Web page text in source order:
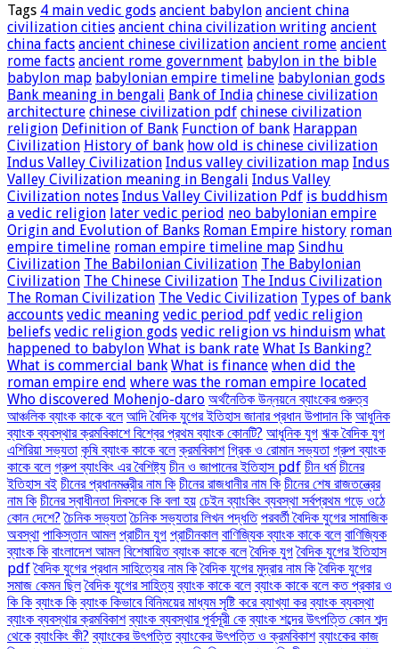
Tags 4 main vedic gods ancient babylon ancient china
civilization cities ancient china civilization writing ancient
china facts ancient chinese civilization ancient rome ancient
rome facts ancient rome government babylon in the bible
babylon map babylonian empire timeline babylonian gods
Bank meaning in bengali Bank of India chinese civilization
architecture chinese civilization pdf chinese civilization
religion Definition of Bank Function of bank Harappan
Civilization History of bank how old is chinese civilization
Indus Valley Civilization Indus valley civilization map Indus
Valley Civilization meaning in Bengali Indus Valley
Civilization notes Indus Valley Civilization Pdf is buddhism
a vedic religion later vedic period neo babylonian empire
Origin and Evolution of Banks Roman Empire history roman
empire timeline roman empire timeline map Sindhu
Civilization The Babilonian Civilization The Babylonian
Civilization The Chinese Civilization The Indus Civilization
The Roman Civilization The Vedic Civilization Types of bank
accounts vedic meaning vedic period pdf vedic religion
beliefs vedic religion gods vedic religion vs hinduism what
happened to babylon What is bank rate What Is Banking?
What is commercial bank What is finance when did the
roman empire end where was the roman empire located
Who discovered Mohenjo-daro অর্থনৈতিক উন্নয়নে ব্যাংকের গুরুত্ব
আঞ্চলিক ব্যাংক কাকে বলে আদি বৈদিক যুগের ইতিহাস জানার প্রধান উপাদান কি আধুনিক
ব্যাংক ব্যবস্থার ক্রমবিকাশে বিশ্বের প্রথম ব্যাংক কোনটি? আধুনিক যুগ ঋক বৈদিক যুগ
এশিরিয়া সভ্যতা কৃষি ব্যাংক কাকে বলে ক্রমবিকাশ গ্রিক ও রোমান সভ্যতা গ্রুপ ব্যাংক
কাকে বলে গ্রুপ ব্যাংকিং এর বৈশিষ্ট্য চীন ও জাপানের ইতিহাস pdf চীন ধর্ম চীনের
ইতিহাস বই চীনের প্রধানমন্ত্রীর নাম কি চীনের রাজধানীর নাম কি চীনের শেষ রাজতন্ত্রের
নাম কি চীনের স্বাধীনতা দিবসকে কি বলা হয় চেইন ব্যাংকিং ব্যবস্থা সর্বপ্রথম গড়ে ওঠে
কোন দেশে? চৈনিক সভ্যতা চৈনিক সভ্যতার লিখন পদ্ধতি পরবর্তী বৈদিক যুগের সামাজিক
অবস্থা পাকিস্তান আমল প্রাচীন যুগ প্রাচীনকাল বাণিজ্যিক ব্যাংক কাকে বলে বাণিজ্যিক
ব্যাংক কি বাংলাদেশ আমল বিশেষায়িত ব্যাংক কাকে বলে বৈদিক যুগ বৈদিক যুগের ইতিহাস
pdf বৈদিক যুগের প্রধান সাহিত্যের নাম কি বৈদিক যুগের মুদ্রার নাম কি বৈদিক যুগের
সমাজ কেমন ছিল বৈদিক যুগের সাহিত্য ব্যাংক কাকে বলে ব্যাংক কাকে বলে কত প্রকার ও
কি কি ব্যাংক কি ব্যাংক কিভাবে বিনিময়ের মাধ্যম সৃষ্টি করে ব্যাখ্যা কর ব্যাংক ব্যবস্থা
ব্যাংক ব্যবস্থার ক্রমবিকাশ ব্যাংক ব্যবস্থার পূর্বসূরী কে ব্যাংক শব্দের উৎপত্তি কোন শব্দ
থেকে ব্যাংকিং কী? ব্যাংকের উৎপত্তি ব্যাংকের উৎপত্তি ও ক্রমবিকাশ ব্যাংকের কাজ